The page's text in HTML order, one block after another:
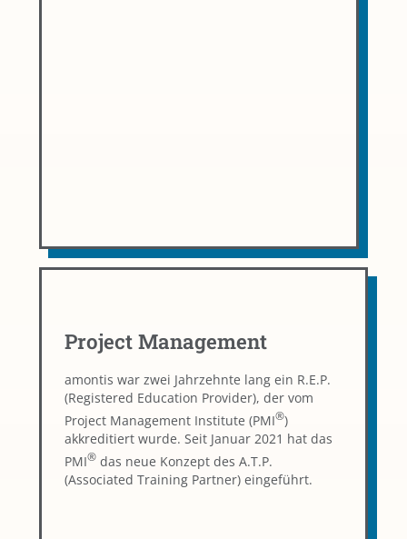
Project Management
amontis war zwei Jahrzehnte lang ein R.E.P.
(Registered Education Provider), der vom
Project Management Institute (PMI®)
akkreditiert wurde. Seit Januar 2021 hat das
PMI® das neue Konzept des A.T.P.
(Associated Training Partner) eingeführt.